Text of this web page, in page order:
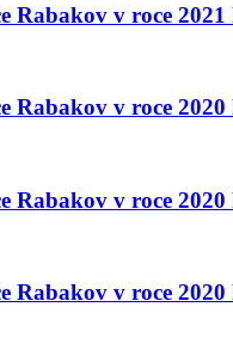
Rabakov v roce
Rabakov v roce
Rabakov v roce
Rabakov v roce